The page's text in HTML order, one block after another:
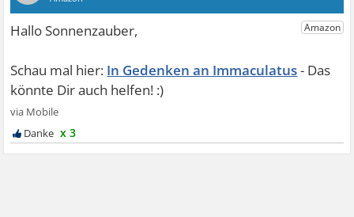
In Gedenken an Immaculatus
x 3